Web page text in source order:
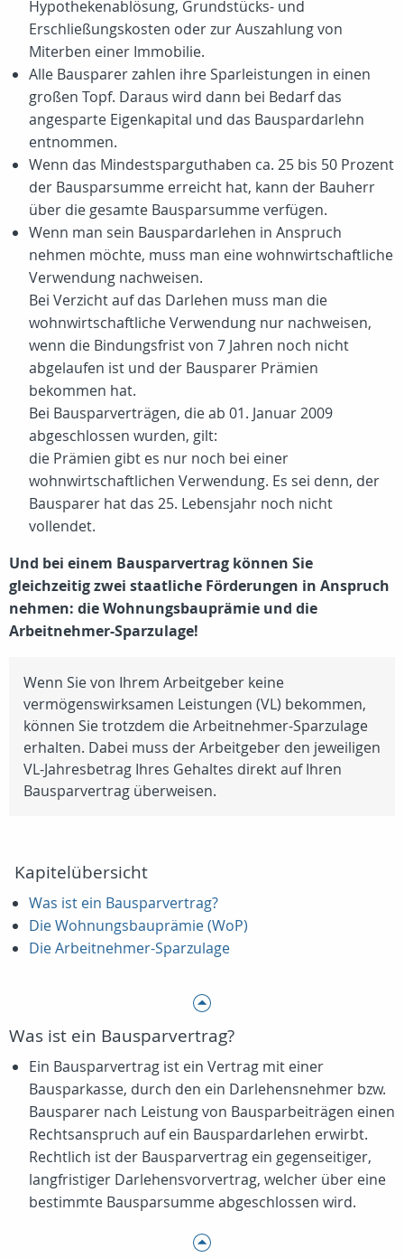
Hypothekenablösung, Grundstücks- und
Erschließungskosten oder zur Auszahlung von
Miterben einer Immobilie.
Alle Bausparer zahlen ihre Sparleistungen in einen
großen Topf. Daraus wird dann bei Bedarf das
angesparte Eigenkapital und das Bauspardarlehn
entnommen.
Wenn das Mindestsparguthaben ca. 25 bis 50 Prozent
der Bausparsumme erreicht hat, kann der Bauherr
über die gesamte Bausparsumme verfügen.
Wenn man sein Bauspardarlehen in Anspruch
nehmen möchte, muss man eine wohnwirtschaftliche
Verwendung nachweisen.
Bei Verzicht auf das Darlehen muss man die
wohnwirtschaftliche Verwendung nur nachweisen,
wenn die Bindungsfrist von 7 Jahren noch nicht
abgelaufen ist und der Bausparer Prämien
bekommen hat.
Bei Bausparverträgen, die ab 01. Januar 2009
abgeschlossen wurden, gilt:
die Prämien gibt es nur noch bei einer
wohnwirtschaftlichen Verwendung. Es sei denn, der
Bausparer hat das 25. Lebensjahr noch nicht
vollendet.
Und bei einem Bausparvertrag können Sie
gleichzeitig zwei staatliche Förderungen in Anspruch
nehmen: die Wohnungsbauprämie und die
Arbeitnehmer-Sparzulage!
Wenn Sie von Ihrem Arbeitgeber keine
vermögenswirksamen Leistungen (VL) bekommen,
können Sie trotzdem die Arbeitnehmer-Sparzulage
erhalten. Dabei muss der Arbeitgeber den jeweiligen
VL-Jahresbetrag Ihres Gehaltes direkt auf Ihren
Bausparvertrag überweisen.
Kapitelübersicht
Was ist ein Bausparvertrag?
Die Wohnungsbauprämie (WoP)
Die Arbeitnehmer-Sparzulage
Was ist ein Bausparvertrag?
Ein Bausparvertrag ist ein Vertrag mit einer
Bausparkasse, durch den ein Darlehensnehmer bzw.
Bausparer nach Leistung von Bausparbeiträgen einen
Rechtsanspruch auf ein Bauspardarlehen erwirbt.
Rechtlich ist der Bausparvertrag ein gegenseitiger,
langfristiger Darlehensvorvertrag, welcher über eine
bestimmte Bausparsumme abgeschlossen wird.